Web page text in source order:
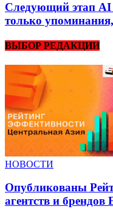
Следующий этап AI
только
ВЫБОР РЕДАКЦИИ
НОВОСТИ
Опубликованы
агентств и